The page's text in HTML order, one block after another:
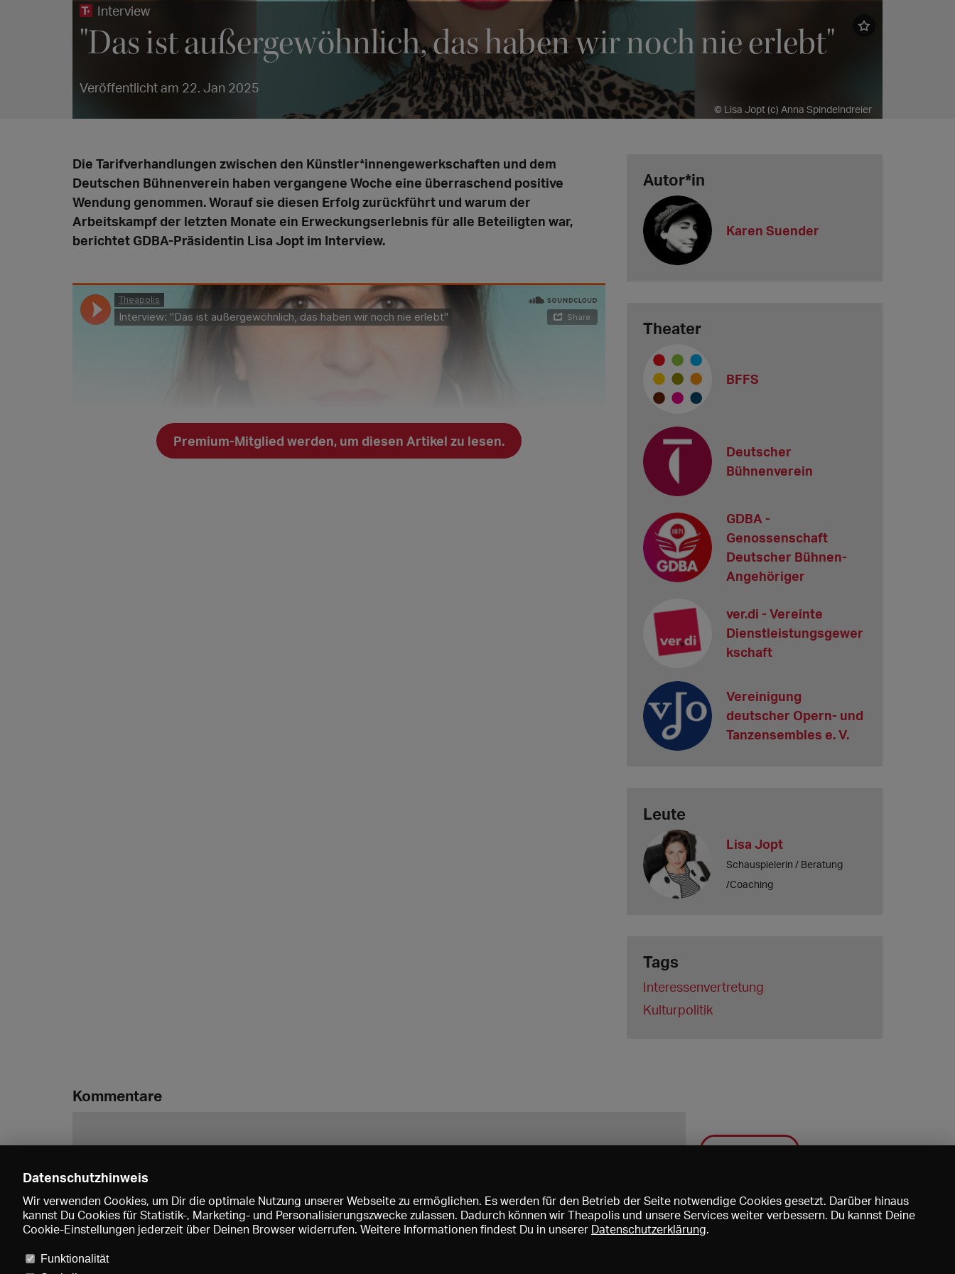
Interview
"Das ist außergewöhnlich, das haben wir noch nie erlebt"
Veröffentlicht am 22. Jan 2025
© Lisa Jopt (c) Anna Spindelndreier
Die Tarifverhandlungen zwischen den Künstler*innengewerkschaften und dem
Deutschen Bühnenverein haben vergangene Woche eine überraschend positive
Wendung genommen. Worauf sie diesen Erfolg zurückführt und warum der
Arbeitskampf der letzten Monate ein Erweckungserlebnis für alle Beteiligten war,
berichtet GDBA-Präsidentin Lisa Jopt im Interview.
Premium-Mitglied werden, um diesen Artikel zu lesen.
Autor*in
Karen Suender
Theater
BFFS
Deutscher
Bühnenverein
GDBA -
Genossenschaft
Deutscher Bühnen-
Angehöriger
ver.di - Vereinte
Dienstleistungsgewer
kschaft
Vereinigung
deutscher Opern- und
Tanzensembles e. V.
Leute
Lisa Jopt
Schauspielerin / Beratung
/Coaching
Tags
Interessenvertretung
Kulturpolitik
Kommentare
Speichern
Datenschutzhinweis
Wir verwenden Cookies, um Dir die optimale Nutzung unserer Webseite zu ermöglichen. Es werden für den Betrieb der Seite notwendige Cookies gesetzt. Darüber hinaus
kannst Du Cookies für Statistik-, Marketing- und Personalisierungszwecke zulassen. Dadurch können wir Theapolis und unsere Services weiter verbessern. Du kannst Deine
Cookie-Einstellungen jederzeit über Deinen Browser widerrufen. Weitere Informationen findest Du in unserer Datenschutzerklärung.
Funktionalität